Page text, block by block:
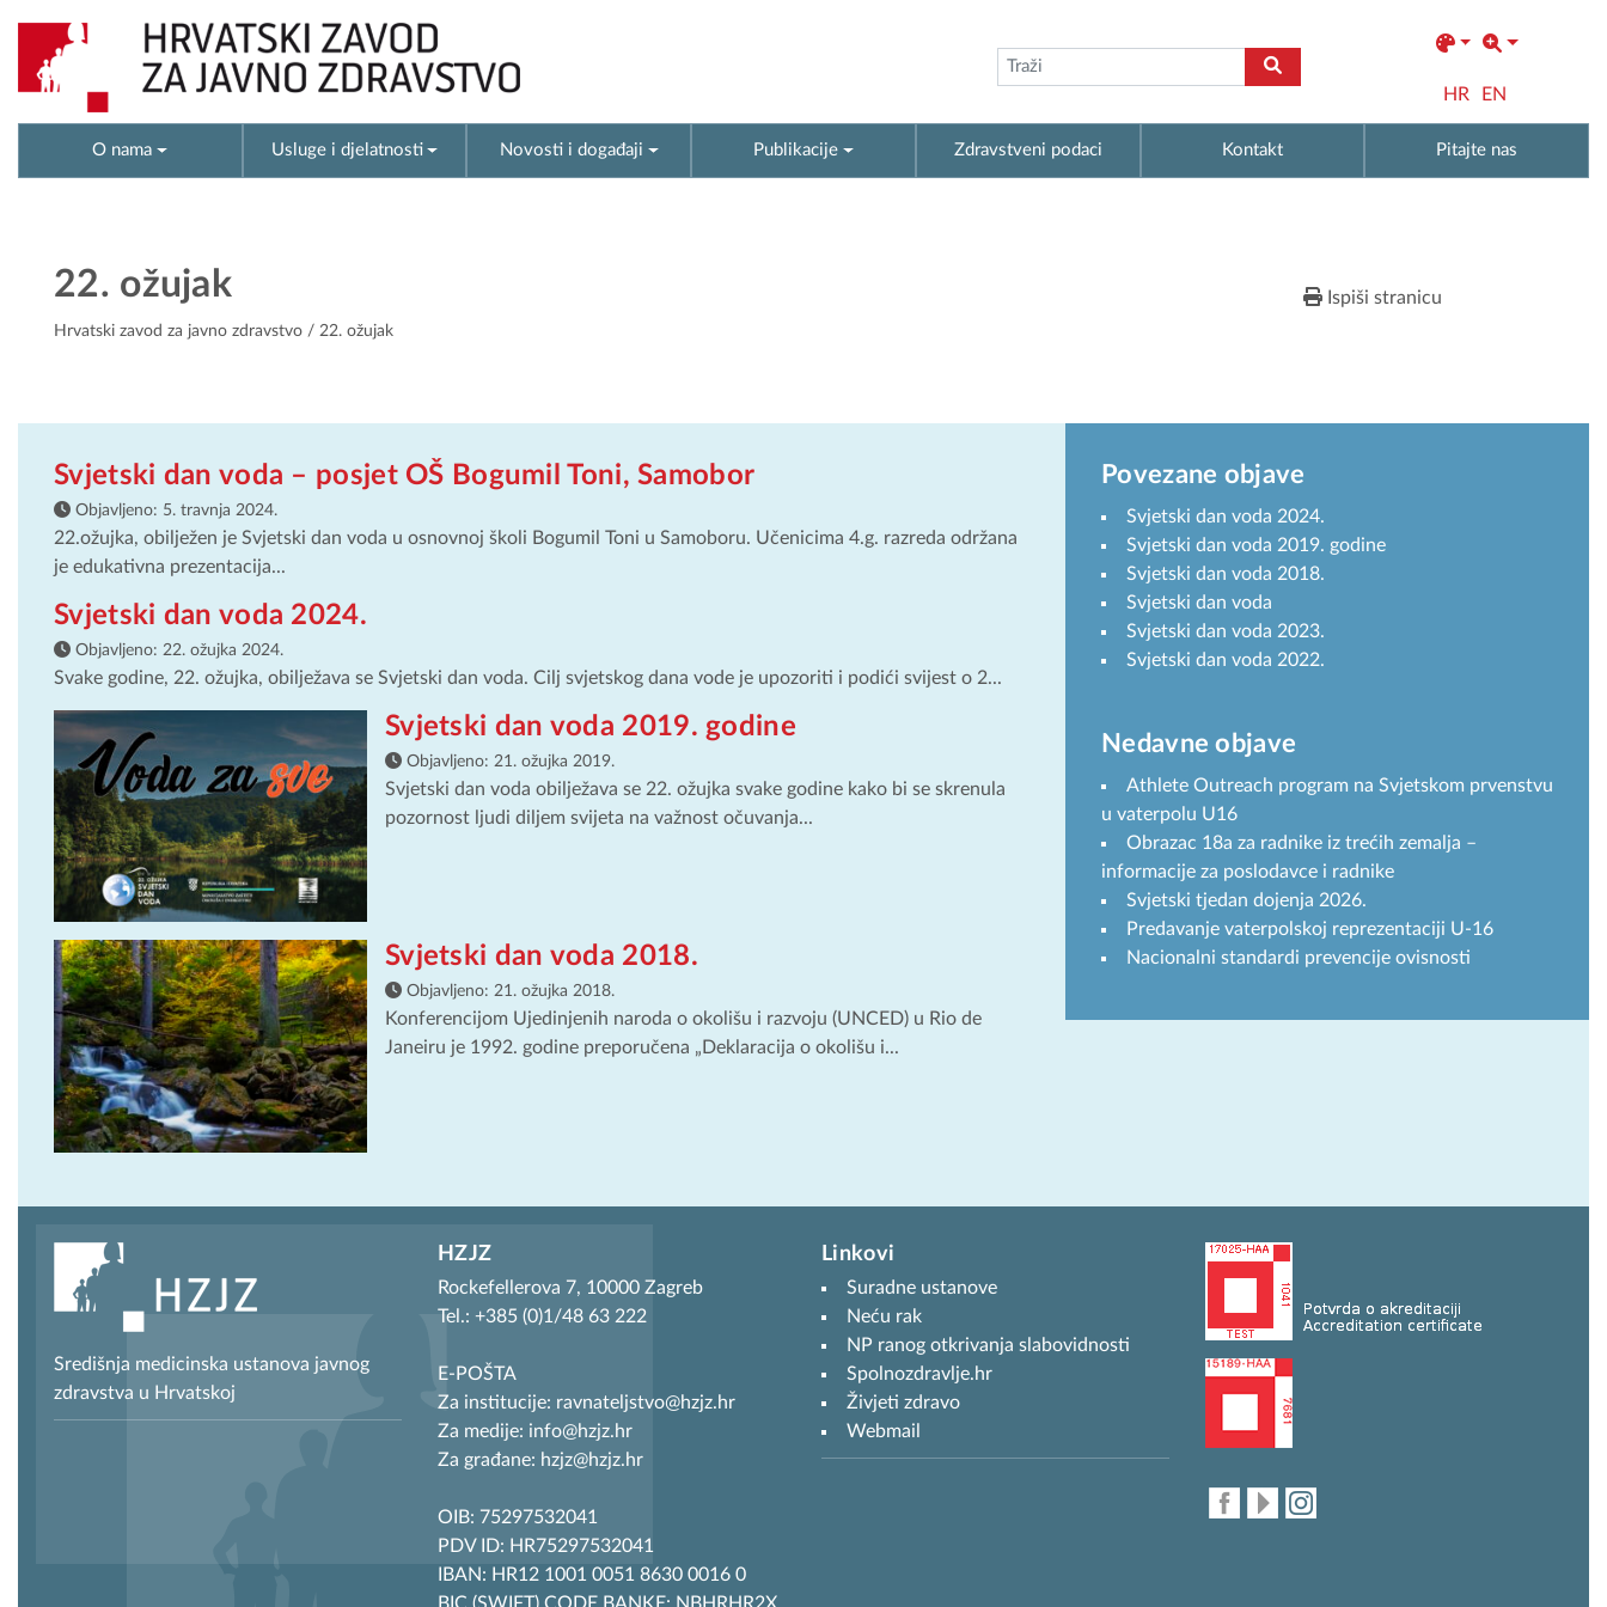
HR EN
O nama Usluge i djelatnosti Novosti i događaji Publikacije Zdravstveni podaci Kontakt Pitajte nas
22. ožujak
Hrvatski zavod za javno zdravstvo / 22. ožujak
Ispiši stranicu
Svjetski dan voda – posjet OŠ Bogumil Toni, Samobor
Objavljeno: 5. travnja 2024.
22.ožujka, obilježen je Svjetski dan voda u osnovnoj školi Bogumil Toni u Samoboru. Učenicima 4.g. razreda održana
je edukativna prezentacija...
Svjetski dan voda 2024.
Objavljeno: 22. ožujka 2024.
Svake godine, 22. ožujka, obilježava se Svjetski dan voda. Cilj svjetskog dana vode je upozoriti i podići svijest o 2...
Svjetski dan voda 2019. godine
Objavljeno: 21. ožujka 2019.
Svjetski dan voda obilježava se 22. ožujka svake godine kako bi se skrenula
pozornost ljudi diljem svijeta na važnost očuvanja...
Svjetski dan voda 2018.
Objavljeno: 21. ožujka 2018.
Konferencijom Ujedinjenih naroda o okolišu i razvoju (UNCED) u Rio de
Janeiru je 1992. godine preporučena „Deklaracija o okolišu i...
Povezane objave
Svjetski dan voda 2024.
Svjetski dan voda 2019. godine
Svjetski dan voda 2018.
Svjetski dan voda
Svjetski dan voda 2023.
Svjetski dan voda 2022.
Nedavne objave
Athlete Outreach program na Svjetskom prvenstvu
u vaterpolu U16
Obrazac 18a za radnike iz trećih zemalja –
informacije za poslodavce i radnike
Svjetski tjedan dojenja 2026.
Predavanje vaterpolskoj reprezentaciji U-16
Nacionalni standardi prevencije ovisnosti
Središnja medicinska ustanova javnog
zdravstva u Hrvatskoj
HZJZ
Rockefellerova 7, 10000 Zagreb
Tel.: +385 (0)1/48 63 222
E-POŠTA
Za institucije: ravnateljstvo@hzjz.hr
Za medije: info@hzjz.hr
Za građane: hzjz@hzjz.hr
OIB: 75297532041
PDV ID: HR75297532041
IBAN: HR12 1001 0051 8630 0016 0
Linkovi
Suradne ustanove
Neću rak
NP ranog otkrivanja slabovidnosti
Spolnozdravlje.hr
Živjeti zdravo
Webmail